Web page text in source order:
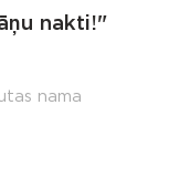
nakti!"
nama